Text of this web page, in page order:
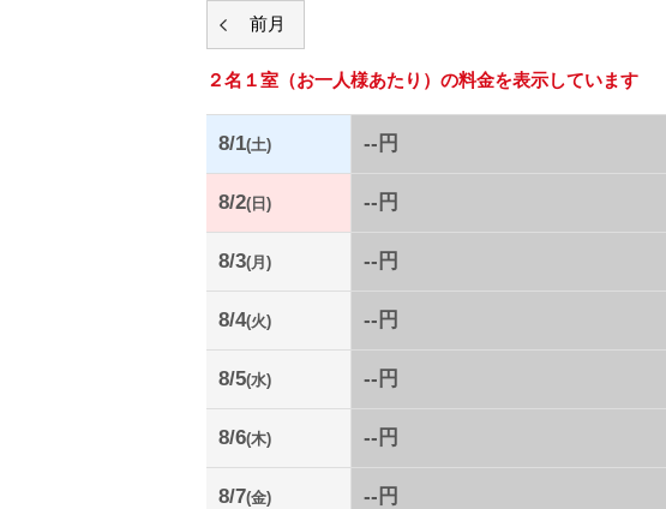
２名１室 （お一人様あたり）の料金を表示しています
8/1(土) --円
8/2(日) --円
8/3(月) --円
8/4(火) --円
8/5(水) --円
8/6(木) --円
8/7(金) --円